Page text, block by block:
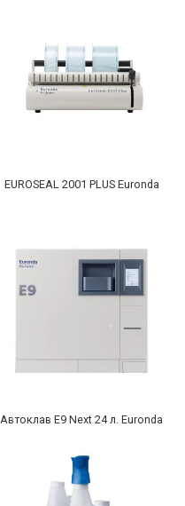
EUROSEAL 2001 PLUS Euronda
Автоклав E9 Next 24 л. Euronda